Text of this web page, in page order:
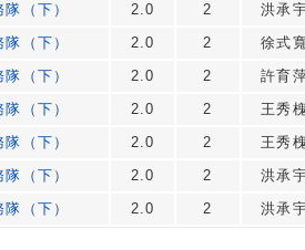
（下） 2.0 2
洪承
（下） 2.0 2 徐式
（下） 2.0 2
許育
（下） 2.0 2 王秀
（下） 2.0 2 王秀
（下） 2.0 2 洪承
（下） 2.0 2 洪承